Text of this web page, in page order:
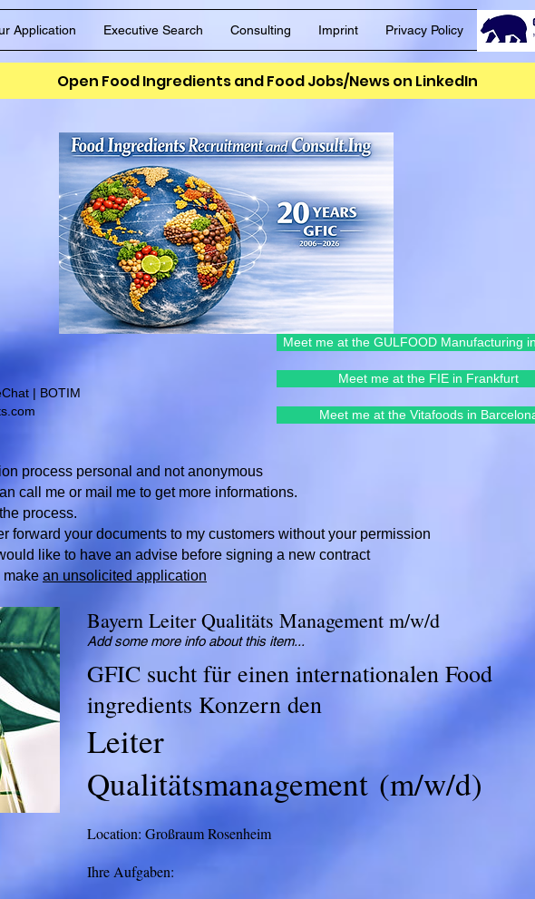
Application Executive Search Consulting Imprint Privacy Policy
Open Food Ingredients and Food Jobs/News on LinkedIn
| BOTIM
process personal and not anonymous
call me or mail me to get more informations.
process.
forward your documents to my customers without your permission
like to have an advise before signing a new contract
make an unsolicited application
Meet me at the Vitafoods in
Meet me at the FIE in Frankfurt
Meet me at the GULFOOD Manufacturing
Bayern Leiter Qualitäts Management m/w/d
Add some more info about this item...
GFIC sucht für einen internationalen Food
ingredients Konzern den
Leiter
Qualitätsmanagement (m/w/d)
Location: Großraum Rosenheim
Ihre Aufgaben: